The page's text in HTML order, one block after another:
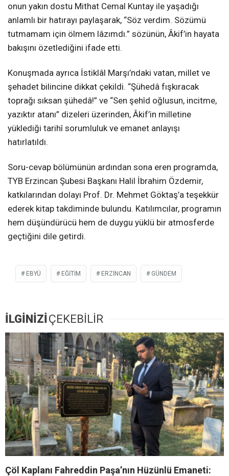
onun yakın dostu Mithat Cemal Kuntay ile yaşadığı
anlamlı bir hatırayı paylaşarak, “Söz verdim. Sözümü
tutmamam için ölmem lâzımdı.” sözünün, Âkif’in hayata
bakışını özetlediğini ifade etti.
Konuşmada ayrıca İstiklâl Marşı’ndaki vatan, millet ve
şehadet bilincine dikkat çekildi. “Şühedâ fışkıracak
toprağı sıksan şühedâ!” ve “Sen şehîd oğlusun, incitme,
yazıktır atanı” dizeleri üzerinden, Âkif’in milletine
yüklediği tarihî sorumluluk ve emanet anlayışı
hatırlatıldı.
Soru-cevap bölümünün ardından sona eren programda,
TYB Erzincan Şubesi Başkanı Halil İbrahim Özdemir,
katkılarından dolayı Prof. Dr. Mehmet Göktaş’a teşekkür
ederek kitap takdiminde bulundu. Katılımcılar, programın
hem düşündürücü hem de duygu yüklü bir atmosferde
geçtiğini dile getirdi.
EBYÜ EĞITIM ERZİNCAN GÜNDEM
İLGİNİZİÇEKEBİLİR
Çöl Kaplanı Fahreddin Paşa’nın Hüzünlü Emaneti: